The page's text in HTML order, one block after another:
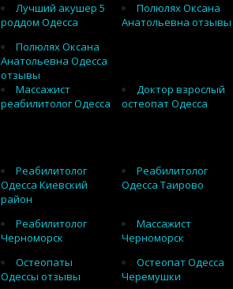
Лучший акушер 5
роддом Одесса
Полюлях Оксана
Анатольевна отзывы
Полюлях Оксана
Анатольевна Одесса
отзывы
Массажист
реабилитолог Одесса
Доктор взрослый
остеопат Одесса
Реабилитолог
Одесса Киевский
район
Реабилитолог
Одесса Таирово
Реабилитолог
Черноморск
Массажист
Черноморск
Остеопаты
Одессы отзывы
Остеопат Одесса
Черемушки